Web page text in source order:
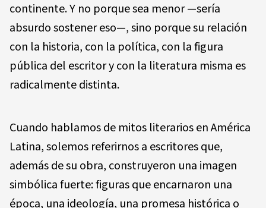
continente. Y no porque sea menor —sería
absurdo sostener eso—, sino porque su relación
con la historia, con la política, con la figura
pública del escritor y con la literatura misma es
radicalmente distinta.
Cuando hablamos de mitos literarios en América
Latina, solemos referirnos a escritores que,
además de su obra, construyeron una imagen
simbólica fuerte: figuras que encarnaron una
época, una ideología, una promesa histórica o